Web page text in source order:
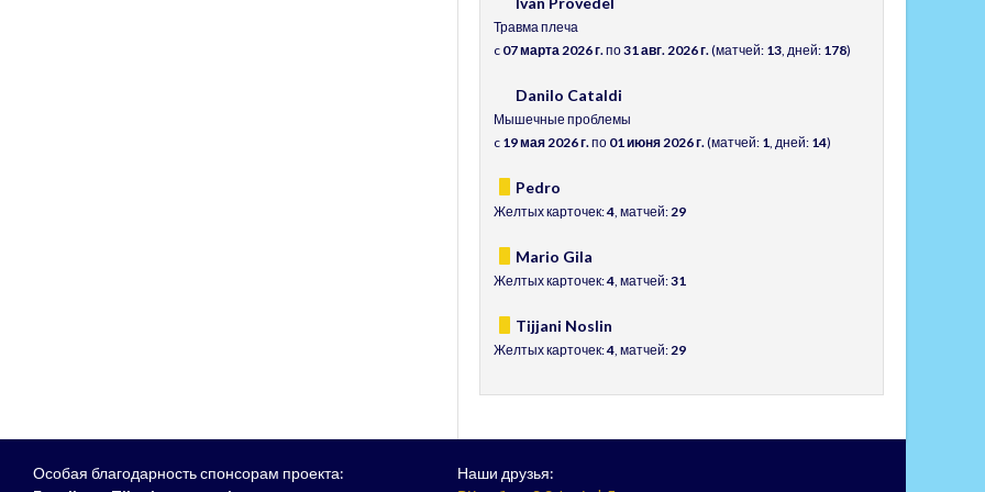
Травма плеча
c 07 марта 2026 г. по31 авг. 2026 г. (матчей: 13 , дней: 178)
Danilo Cataldi
Мышечные проблемы
c 19 мая 2026 г. по 01 июня 2026 г. (матчей: 1 , дней: 14)
Pedro
Желтых карточек:4 , матчей: 29
Mario Gila
Желтых карточек:4 , матчей:31
Tijjani Noslin
Желтых карточек:4 , матчей: 29
Особая благодарность спонсорам проекта:
Наши друзья: